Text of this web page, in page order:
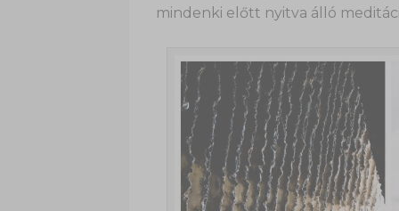
mindenki előtt nyitva álló